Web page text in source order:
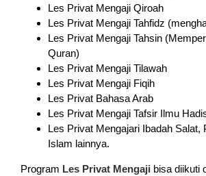
Les Privat Mengaji Qiroah
Les Privat Mengaji Tahfidz
Les Privat Mengaji Tahsin
Quran)
Les Privat Mengaji Tilawah
Les Privat Mengaji Fiqih
Les Privat Bahasa Arab
Les Privat Mengaji Tafsir Ilmu
Les Privat Mengajari Ibadah Salat,
Islam lainnya.
Program Les Privat Mengaji bisa diikuti